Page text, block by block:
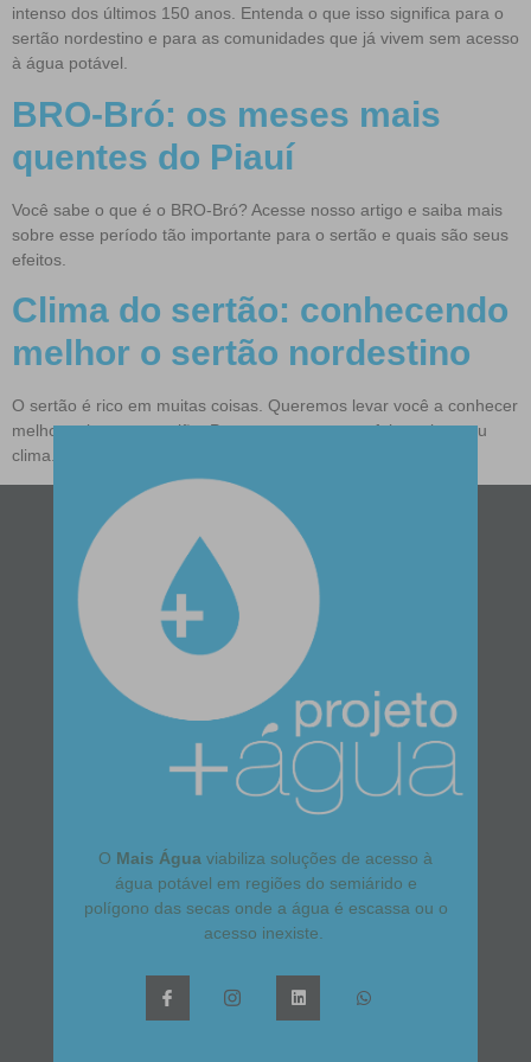
intenso dos últimos 150 anos. Entenda o que isso significa para o
sertão nordestino e para as comunidades que já vivem sem acesso
à água potável.
BRO-Bró: os meses mais
quentes do Piauí
Você sabe o que é o BRO-Bró? Acesse nosso artigo e saiba mais
sobre esse período tão importante para o sertão e quais são seus
efeitos.
Clima do sertão: conhecendo
melhor o sertão nordestino
O sertão é rico em muitas coisas. Queremos levar você a conhecer
melhor sobre esta região. Para começar vamos falar sobre seu
clima. Confira!
O Mais Água viabiliza soluções de acesso à
água potável em regiões do semiárido e
polígono das secas onde a água é escassa ou o
acesso inexiste.